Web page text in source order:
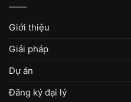
Giới thiệu
Giải pháp
Dự án
Đăng ký đại lý